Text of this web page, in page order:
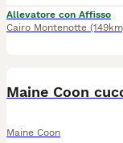
Allevatore con Affisso
Cairo Montenotte
Maine Coon
Maine Coon